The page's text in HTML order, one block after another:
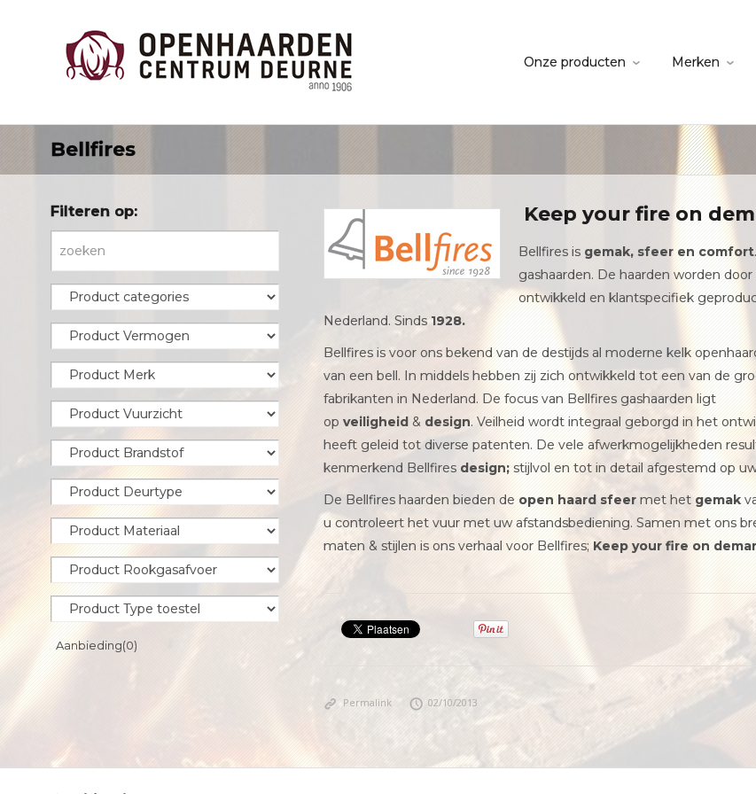
Onze producten Merken
Bellfires
Filteren op:
Aanbieding(0)
Keep your fire on
Bellfires is gemak, sfeer en comfort
gashaarden. De haarden worden
ontwikkeld en klantspecifiek
Nederland. Sinds 1928.
Bellfires is voor ons bekend van de destijds al moderne kelk
van een bell. In middels hebben zij zich ontwikkeld tot een van de
fabrikanten in Nederland. De focus van Bellfires gashaarden ligt
op veiligheid & design. Veilheid wordt integraal geborgd in het
heeft geleid tot diverse patenten. De vele afwerkmogelijkheden
kenmerkend Bellfires design; stijlvol en tot in detail afgestemd op
De Bellfires haarden bieden de open haard sfeer met het gemak
u controleert het vuur met uw afstandsbediening. Samen met ons
maten & stijlen is ons verhaal voor Bellfires; Keep your fire on
Permalink 02/10/2013